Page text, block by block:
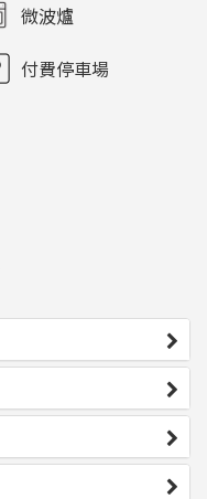
微波爐
付費停車場